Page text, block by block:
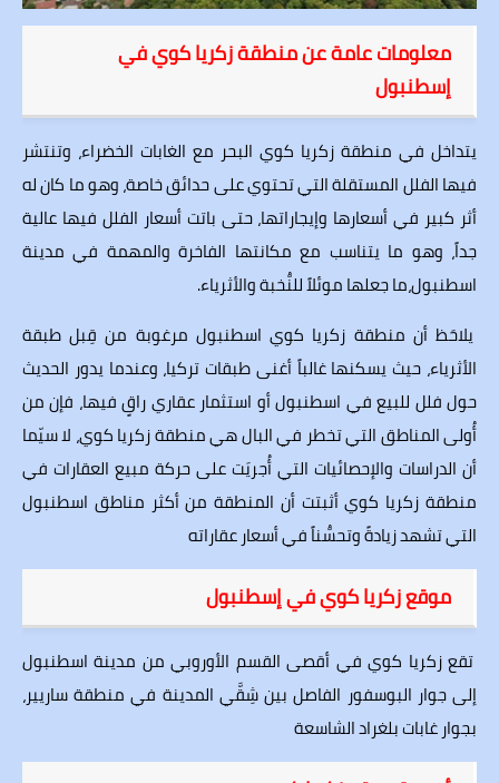
معلومات عامة عن منطقة زكريا كوي في
إسطنبول
يتداخل في منطقة زكريا كوي البحر مع الغابات الخضراء، وتنتشر
فيها الفلل المستقلة التي تحتوي على حدائق خاصة، وهو ما كان له
أثر كبير في أسعارها وإيجاراتها، حتى باتت أسعار الفلل فيها عالية
جداً، وهو ما يتناسب مع مكانتها الفاخرة والمهمة في مدينة
اسطنبول،ما جعلها موئلاً للنُّخبة والأثرياء.
يلاحَظ أن منطقة زكريا كوي اسطنبول مرغوبة من قِبل طبقة
الأثرياء، حيث يسكنها غالباً أغنى طبقات تركيا، وعندما يدور الحديث
حول فلل للبيع في اسطنبول أو استثمار عقاري راقٍ فيها، فإن من
أُولى المناطق التي تخطر في البال هي منطقة زكريا كوي، لا سيّما
أن الدراسات والإحصائيات التي أُجريَت على حركة مبيع العقارات في
منطقة زكريا كوي أثبتت أن المنطقة من أكثر مناطق اسطنبول
التي تشهد زيادةً وتحسُّناً في أسعار عقاراته
موقع زكريا كوي في إسطنبول
تقع زكريا كوي في أقصى القسم الأوروبي من مدينة اسطنبول
إلى جوار البوسفور الفاصل بين شِقَّي المدينة في منطقة ساريير،
بجوار غابات بلغرادالشاسعة